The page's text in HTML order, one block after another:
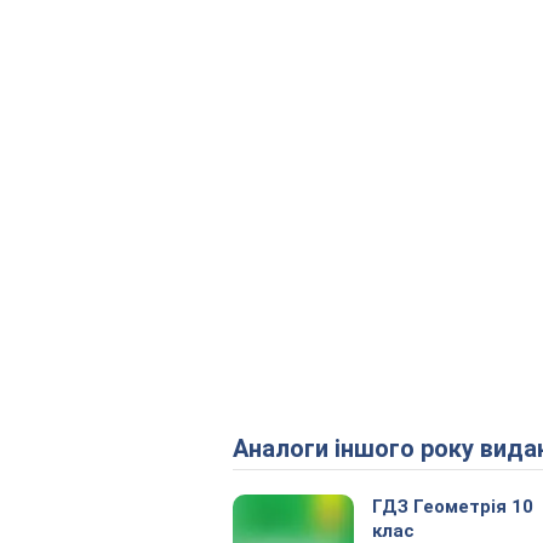
Аналоги іншого року
ГДЗ Геометрія 10
клас